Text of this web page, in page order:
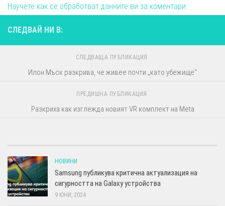
Научете как се обработват данните ви за коментари.
СЛЕДВАЙ НИ В:
СЛЕДВАЩА ПУБЛИКАЦИЯ
Илон Мъск разкрива, че живее почти „като убежище“
ПРЕДИШНА ПУБЛИКАЦИЯ
Разкриха как изглежда новият VR комплект на Meta
НОВИНИ
Samsung публикува критична актуализация на
сигурността на Galaxy устройства
9 ЮНИ, 2024